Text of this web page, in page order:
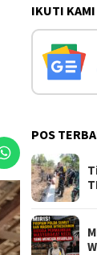
IKUTI KAMI
POS